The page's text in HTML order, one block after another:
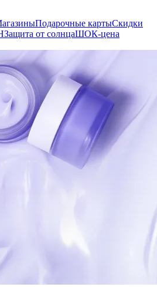
Подарочные картыСкидки
Защита от солнцаШОК-цена